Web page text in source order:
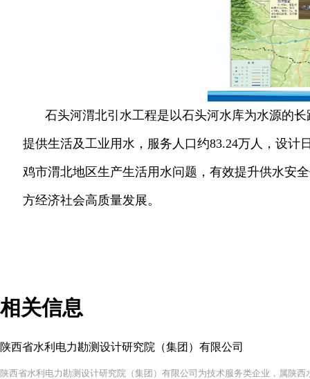
石头河渭北引水工程是以石头河水库为水源的
提供生活及工业用水，服务人口约83.24万人，设计
鸡市渭北地区生产生活用水问题，有效提升供水安
方经济社会高质量发展。
相关信息
陕西省水利电力勘测设计研究院（集团）有限公司
陕西省水利电力勘测设计研究院（集团）有限公司为技术服务类企业，属陕西